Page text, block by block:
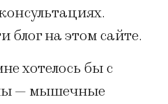
блог на этом сайте.
хотелось бы с
— мышечные